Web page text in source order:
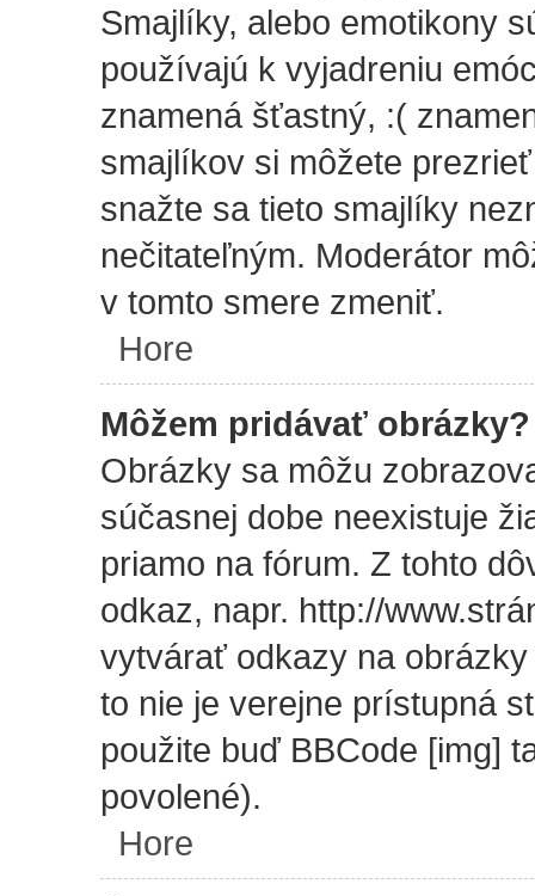
Smajlíky, alebo emotikony
používajú k vyjadreniu
znamená šťastný, :(
smajlíkov si môžete
snažte sa tieto smajlíky
nečitateľným. Moderátor
v tomto smere zmeniť.
Hore
Môžem pridávať obrázky?
Obrázky sa môžu
súčasnej dobe neexistuje
priamo na fórum. Z tohto
odkaz, napr. http://
vytvárať odkazy na
to nie je verejne prístupná
použite buď BBCode [img]
povolené).
Hore